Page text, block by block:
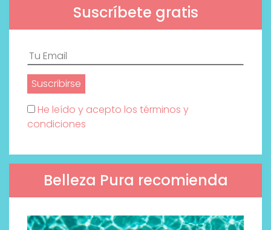
Suscríbete gratis
He leído y acepto los términos y
condiciones
Belleza Pura recomienda